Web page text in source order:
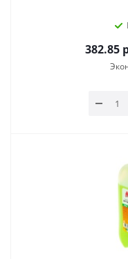
382.85